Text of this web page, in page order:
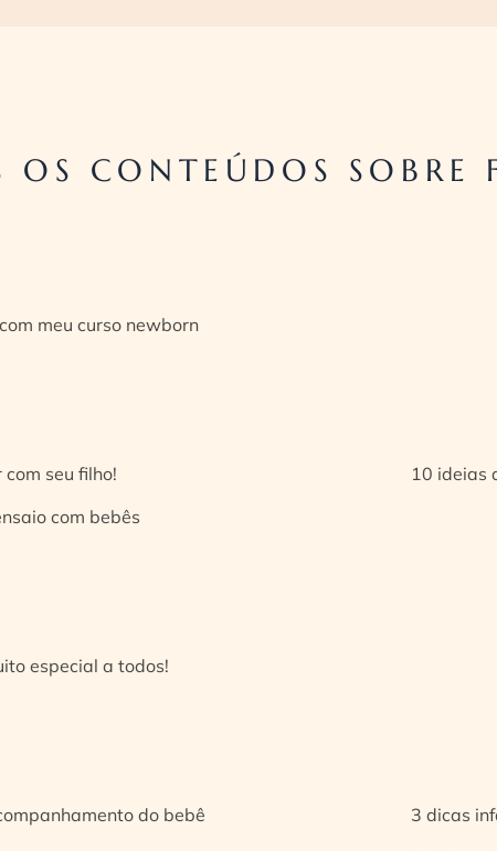
OS CONTEÚDOS SOBRE
meu curso newborn
seu filho!
10 ideias
com bebês
especial a todos!
do bebê
3 dicas